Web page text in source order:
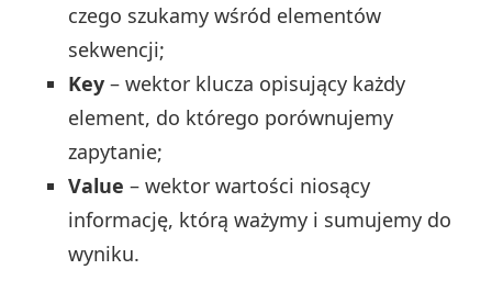
czego szukamy wśród elementów
sekwencji;
Key – wektor klucza opisujący każdy
element, do którego porównujemy
zapytanie;
Value – wektor wartości niosący
informację, którą ważymy i sumujemy do
wyniku.